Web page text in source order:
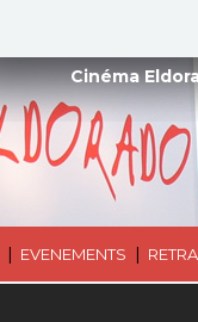
| EVENEMENTS |
Cinéma